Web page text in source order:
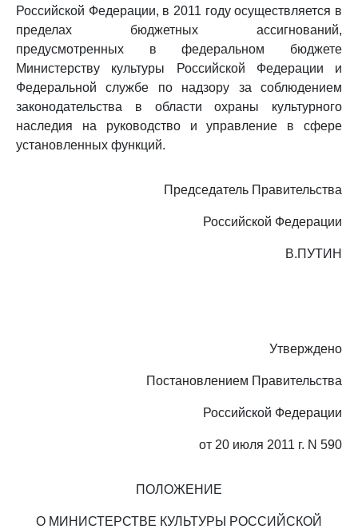
Российской Федерации, в 2011 году осуществляется в
пределах бюджетных ассигнований,
предусмотренных в федеральном бюджете
Министерству культуры Российской Федерации и
Федеральной службе по надзору за соблюдением
законодательства в области охраны культурного
наследия на руководство и управление в сфере
установленных функций.
Председатель Правительства
Российской Федерации
В.ПУТИН
Утверждено
Постановлением Правительства
Российской Федерации
от 20 июля 2011 г. N 590
ПОЛОЖЕНИЕ
О МИНИСТЕРСТВЕ КУЛЬТУРЫ РОССИЙСКОЙ